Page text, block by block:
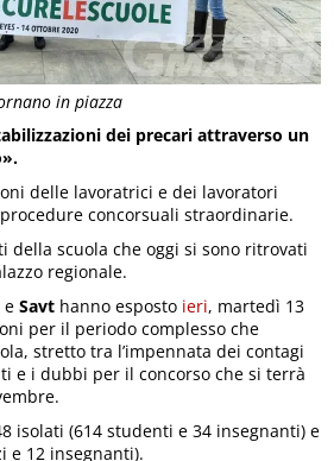
in piazza
dei precari attraverso un
delle lavoratrici e dei lavoratori
concorsuali straordinarie.
della scuola che oggi si sono ritrovati
regionale.
eSavt hanno esposto ieri, martedì 13
per il periodo complesso che
stretto tra l’impennata dei contagi
e i dubbi per il concorso che si terrà
isolati (614 studenti e 34 insegnanti) e
e 12 insegnanti).